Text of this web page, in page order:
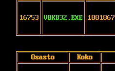
16753 VBKB32.EXE 1881867
Osasto Koko